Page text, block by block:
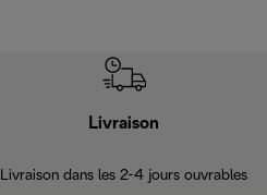
Livraison
Livraison dans les 2-4 jours ouvrables